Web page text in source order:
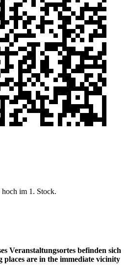
im 1. Stock.
Veranstaltungsortes befinden sich
places are in the immediate vicinity